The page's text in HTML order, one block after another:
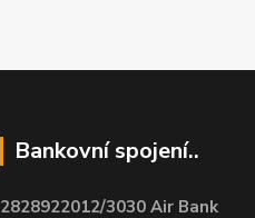
Bankovní spojení..
2828922012/3030 Air Bank